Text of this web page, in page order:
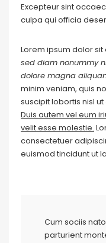
Excepteur sint
culpa qui officia
Lorem ipsum dolor
sed diam nonummy
dolore magna
minim veniam, quis
suscipit lobortis nisl
Duis autem vel eum
velit esse molestie.
consectetuer
euismod tincidunt ut
Cum sociis
parturient